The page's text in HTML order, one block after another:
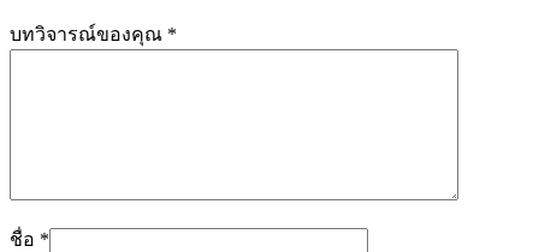
บทวิจารณ์ของคุณ *
ชื่อ *